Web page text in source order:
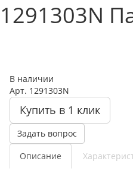
1291303N
В наличии
Арт. 1291303N
Купить в 1 клик
Задать вопрос
Описание